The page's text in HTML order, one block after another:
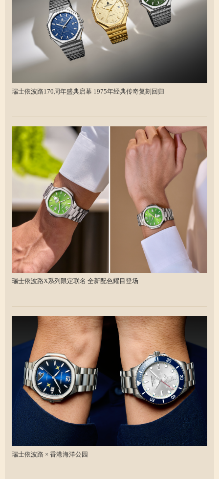
瑞士依波路170周年盛典启幕 1975年经典传奇复刻回归
瑞士依波路X系列限定联名 全新配色耀目登场
瑞士依波路 × 香港海洋公园